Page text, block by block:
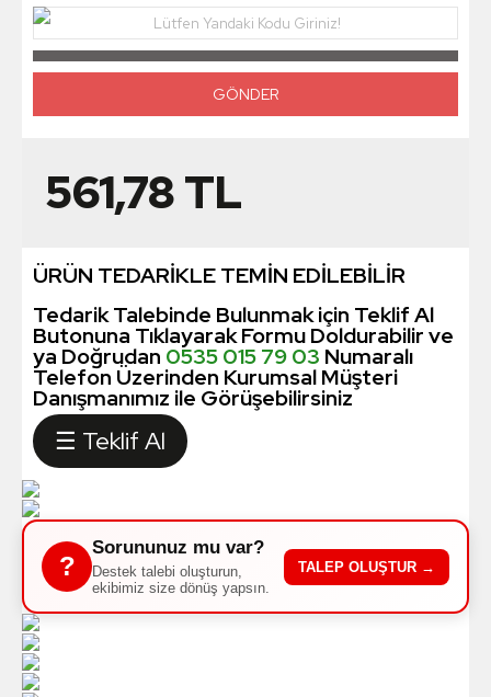
Lütfen Yandaki Kodu Giriniz!
561,78TL
ÜRÜN TEDARİKLE TEMİN EDİLEBİLİR
Tedarik Talebinde Bulunmak için Teklif Al
Butonuna Tıklayarak Formu Doldurabilir ve
ya Doğrudan 0535 015 79 03 Numaralı
Telefon Üzerinden Kurumsal Müşteri
Danışmanımız ile Görüşebilirsiniz
☰ Teklif Al
?
Sorununuz mu var?
Destek talebi oluşturun,
ekibimiz size dönüş yapsın.
TALEP OLUŞTUR →